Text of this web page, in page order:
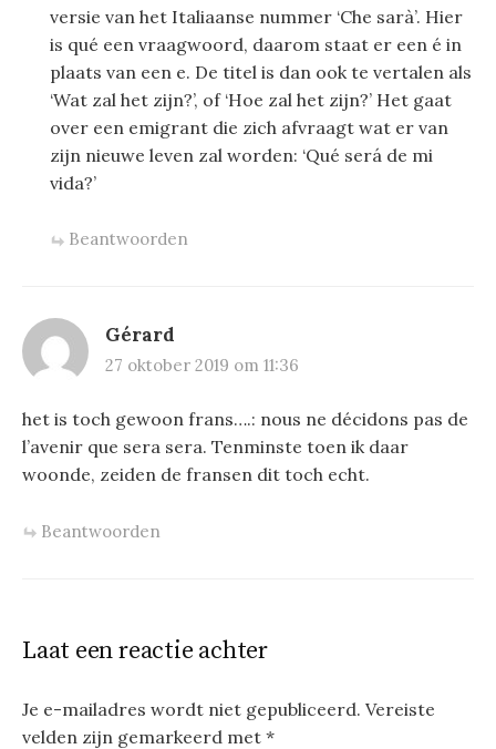
versie van het Italiaanse nummer ‘Che sarà’. Hier
is qué een vraagwoord, daarom staat er een é in
plaats van een e. De titel is dan ook te vertalen als
‘Wat zal het zijn?’, of ‘Hoe zal het zijn?’ Het gaat
over een emigrant die zich afvraagt wat er van
zijn nieuwe leven zal worden: ‘Qué será de mi
vida?’
Beantwoorden
Gérard
27 oktober 2019 om 11:36
het is toch gewoon frans….: nous ne décidons pas de
l’avenir que sera sera. Tenminste toen ik daar
woonde, zeiden de fransen dit toch echt.
Beantwoorden
Laat een reactie achter
Je e-mailadres wordt niet gepubliceerd. Vereiste
velden zijn gemarkeerd met *